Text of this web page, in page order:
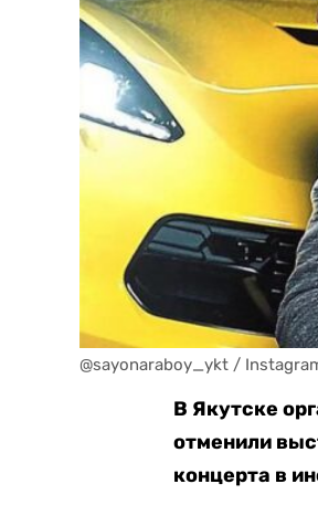
@sayonaraboy_ykt /
В Якутске
отменили
концерта в